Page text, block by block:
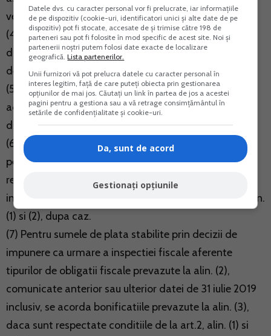
veniturilor realizate in anul 2018.
(4) Valoarea bonificatiilor prevazute la alin. (3)
diminueaza obligatiile fiscale prevazute la alin. (2),
declarate prin declaratia unica.
(5) Organul fiscal central constata, din oficiu,
acordarea bonificatiilor prevazute la alin. (3), dupa
data de 31 iulie 2019, prin emiterea unei decizii.
(6) Bonificatiile prevazute la alin. (3), se acorda si
pentru obligatiile fiscale stabilite prin declaratii
rectificative depuse pana la data de 31 iulie 2019
inclusiv, daca sunt respectate conditiile de la art.2, alin.
(1) si (2), dupa caz.
(7) Pentru sumele de plata stabilite prin decizii de
impunere ca urmare a inspectiei fiscale aferente
tipurilor de obligatii fiscale prevazute la alin. (2),
comunicate anterior sau ulterior datei de 31 iulie 2019
inclusiv, se acorda bonificatiile prevazute la alin. (3),
daca sunt respectate conditiile de la art.2, alin. (1) si
Datele dvs. cu caracter personal vor fi prelucrate, iar informațiile
de pe dispozitiv (cookie-uri, identificatori unici și alte date de pe
dispozitiv) pot fi stocate, accesate de și trimise către 198 de
parteneri sau pot fi folosite în mod specific de acest site. Noi și
partenerii noștri putem folosi date exacte de localizare
geografică.Lista partenerilor.
Unii furnizori vă pot prelucra datele cu caracter personal în
interes legitim, față de care puteți obiecta prin gestionarea
opțiunilor de mai jos. Căutați un link în partea de jos a acestei
pagini pentru a gestiona sau a vă retrage consimțământul în
setările de confidențialitate și cookie-uri.
Da, sunt de acord
Gestionați opțiunile